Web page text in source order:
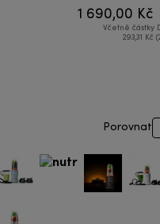
1 690,00 Kč
Včetně částky
293,31 Kč
Porovnat